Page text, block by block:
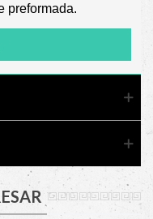
preformada.
con relieves anti-
VELCRO.